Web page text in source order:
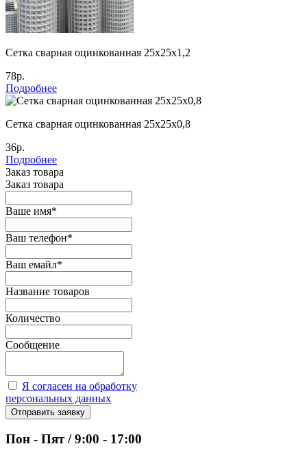
Сетка сварная оцинкованная 25х25х1,2
78р.
Подробнее
Сетка сварная оцинкованная 25х25х0,8
36р.
Подробнее
Заказ товара
Заказ товара
Ваше имя*
Ваш телефон*
Ваш емайл*
Название товаров
Количество
Сообщение
Я согласен на обработку
персональных данных
Отправить заявку
Пон - Пят / 9:00 - 17:00